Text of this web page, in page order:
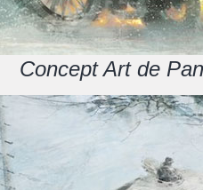
Concept Art de